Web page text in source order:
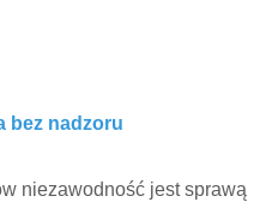
bez nadzoru
niezawodność jest sprawą